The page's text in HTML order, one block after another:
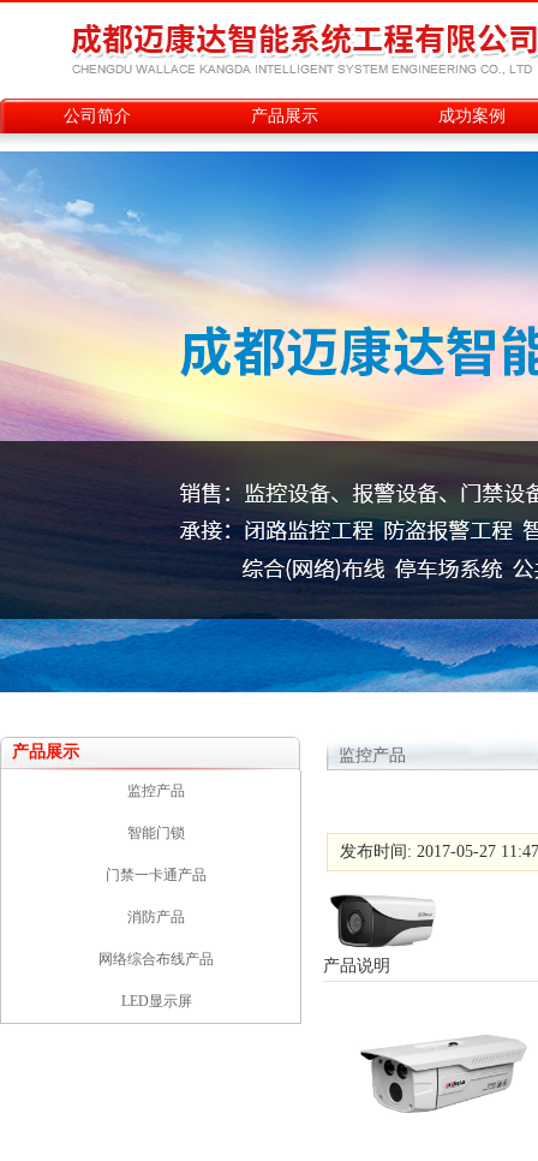
公司简介 产品展示 成功案例
产品展示
监控产品
智能门锁
门禁一卡通产品
消防产品
网络综合布线产品
LED显示屏
监控产品
发布时间: 2017-05-27
产品说明